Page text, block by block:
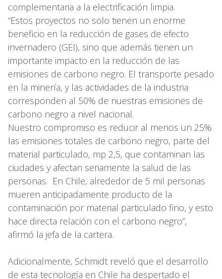
complementaria a la electrificación limpia.
“Estos proyectos no solo tienen un enorme
beneficio en la reducción de gases de efecto
invernadero (GEI), sino que además tienen un
importante impacto en la reducción de las
emisiones de carbono negro. El transporte pesado
en la minería, y las actividades de la industria
corresponden al 50% de nuestras emisiones de
carbono negro a nivel nacional.
Nuestro compromiso es reducir al menos un 25%
las emisiones totales de carbono negro, parte del
material particulado, mp 2,5, que contaminan las
ciudades y afectan seriamente la salud de las
personas. En Chile, alrededor de 5 mil personas
mueren anticipadamente producto de la
contaminación por material particulado fino, y esto
hace directa relación con el carbono negro”,
afirmó la jefa de la cartera.
Adicionalmente, Schmidt reveló que el desarrollo
de esta tecnología en Chile ha despertado el